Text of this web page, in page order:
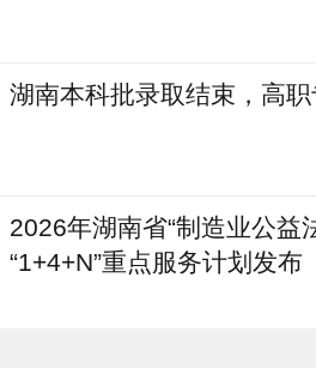
湖南本科批录取结束，高
2026年湖南省“制造业公益
“1+4+N”重点服务计划发布